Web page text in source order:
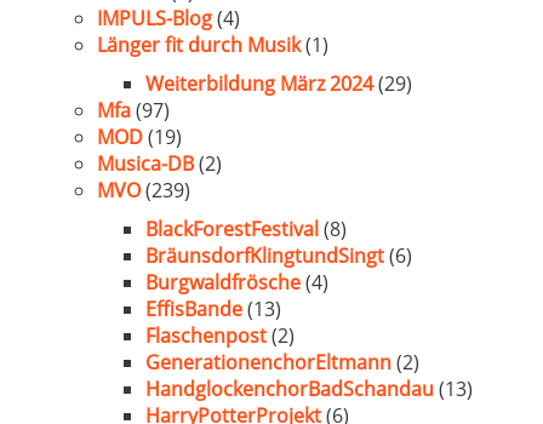
IMPULS-Blog(4)
Länger fit durch Musik(1)
Weiterbildung März 2024(29)
Mfa(97)
MOD(19)
Musica-DB(2)
MVO(239)
BlackForestFestival(8)
BräunsdorfKlingtundSingt(6)
Burgwaldfrösche(4)
EffisBande(13)
Flaschenpost(2)
GenerationenchorEltmann(2)
HandglockenchorBadSchandau(13)
HarryPotterProjekt(6)